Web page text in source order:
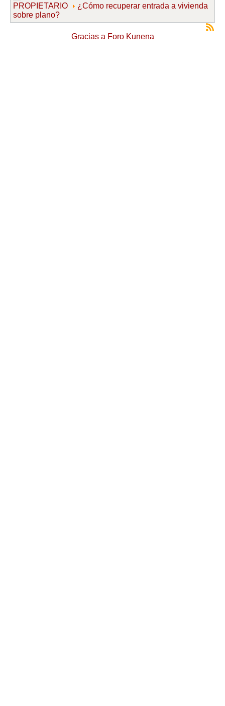
PROPIETARIO
¿Cómo recuperar entrada a vivienda
sobre plano?
Gracias a Foro Kunena